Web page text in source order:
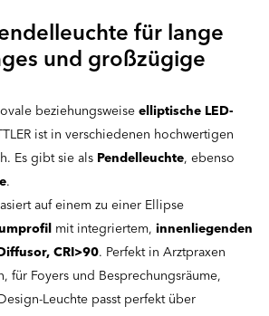
für lange
und großzügige
beziehungsweise elliptische LED-
ist in verschiedenen hochwertigen
Es gibt sie als Pendelleuchte, ebenso
.
auf einem zu einer Ellipse
mit integriertem, innenliegenden
CRI>90. Perfekt in Arztpraxen
für Foyers und Besprechungsräume,
Leuchte passt perfekt über